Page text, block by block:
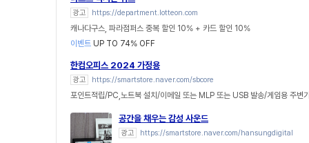
광고 https://department.lotteon.com
캐나다구스, 파라점퍼스 중복 할인 10% + 카드 할인 10%
이벤트 UP TO 74% OFF
한컴오피스 2024 가정용
광고 https://smartstore.naver.com/sbcore
포인트적립/PC,노트북 설치/이메일 또는 MLP 또는 USB 발송/게임용 주변기
공간을 채우는 감성 사운드
광고 https://smartstore.naver.com/hansungdigital